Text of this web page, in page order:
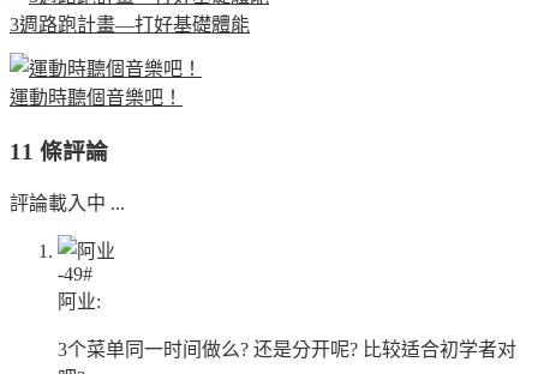
3週路跑計畫—打好基礎體能
運動時聽個音樂吧！
11 條評論
評論載入中 ...
-49#
阿业:
3个菜单同一时间做么? 还是分开呢? 比较适合初学者对